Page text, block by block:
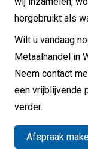
hergebruikt als
Wilt u vandaag
Metaalhandel in
Neem contact
een vrijblijvende
verder.
Afspraak